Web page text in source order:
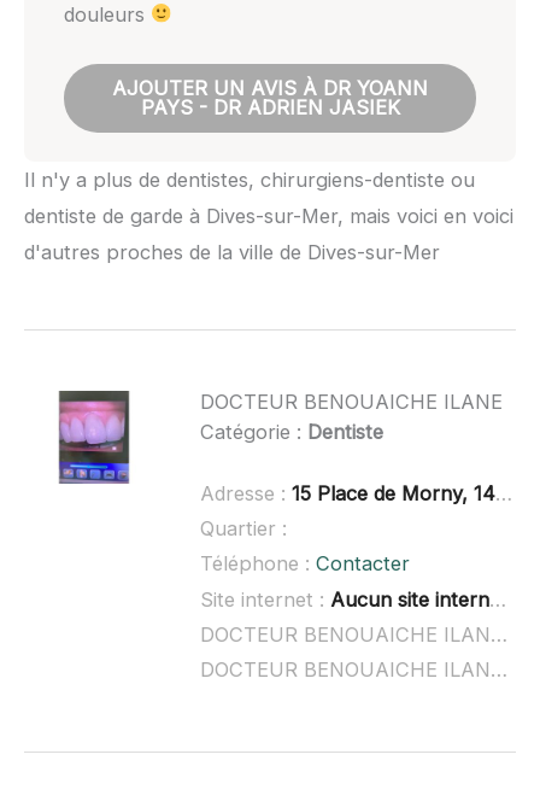
douleurs
AJOUTER UN AVIS À DR YOANN
PAYS - DR ADRIEN JASIEK
Il n'y a plus de dentistes, chirurgiens-dentiste ou
dentiste de garde à Dives-sur-Mer, mais voici en voici
d'autres proches de la ville de Dives-sur-Mer
DOCTEUR BENOUAICHE ILANE
Catégorie : Dentiste
Adresse : 15 Place de Morny, 14800 Deauville
Quartier :
Téléphone : Contacter
Site internet : Aucun site internet connu
DOCTEUR BENOUAICHE ILANE à domicile :
DOCTEUR BENOUAICHE ILANE ouvert dimanche :